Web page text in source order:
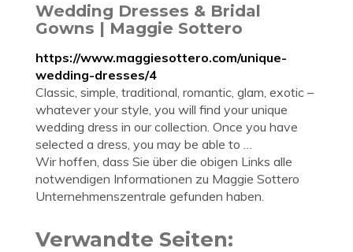
Wedding Dresses & Bridal
Gowns | Maggie Sottero
https://www.maggiesottero.com/unique-
wedding-dresses/4
Classic, simple, traditional, romantic, glam, exotic –
whatever your style, you will find your unique
wedding dress in our collection. Once you have
selected a dress, you may be able to …
Wir hoffen, dass Sie über die obigen Links alle
notwendigen Informationen zu Maggie Sottero
Unternehmenszentrale gefunden haben.
Verwandte Seiten: